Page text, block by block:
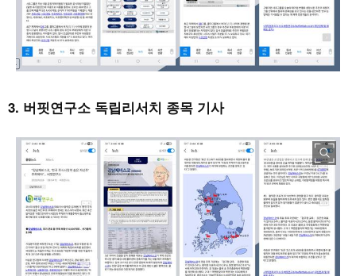
3. 버핏연구소 독립리서치 종목 기사